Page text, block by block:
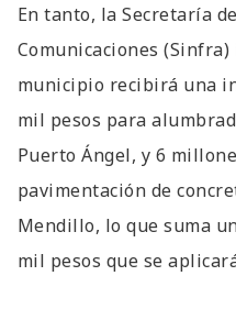
En tanto, la Secretaría
Comunicaciones
municipio recibirá una
mil pesos para
Puerto Ángel, y 6
pavimentación de
Mendillo, lo que suma
mil pesos que se